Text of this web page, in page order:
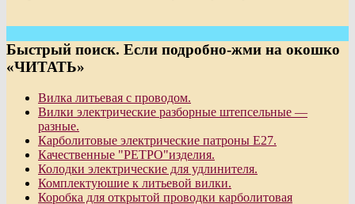
Быстрый поиск. Если подробно-жми на окошко
«ЧИТАТЬ»
Вилка литьевая с проводом.
Вилки электрические разборные штепсельные —
разные.
Карболитовые электрические патроны Е27.
Качественные "РЕТРО"изделия.
Колодки электрические для удлинителя.
Комплектуюшие к литьевой вилки.
Коробка для открытой проводки карболитовая